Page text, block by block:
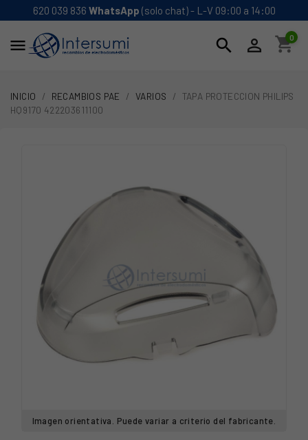
620 039 836 WhatsApp (solo chat) - L-V 09:00 a 14:00
 search  shopping_cart
0
INICIO RECAMBIOS PAE VARIOS
TAPA PROTECCION PHILIPS
HQ9170 422203611100
Imagen orientativa. Puede variar a criterio del fabricante.